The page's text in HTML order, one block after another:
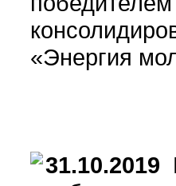
«Энергия
31.10.2019